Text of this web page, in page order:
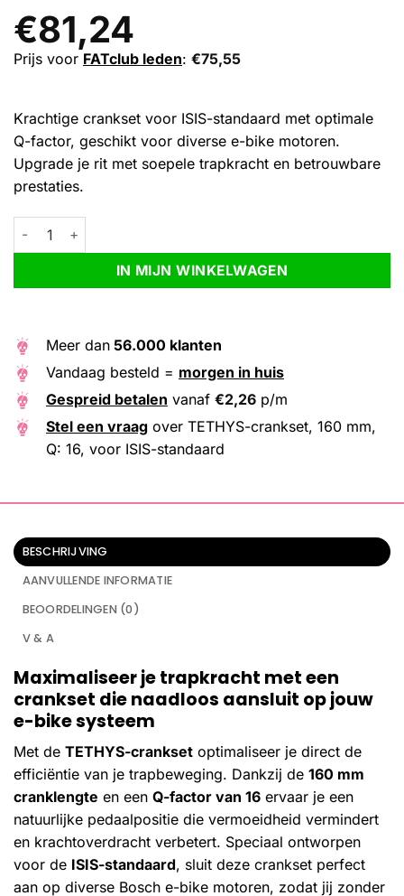
€81,24
Prijs voor FATclub leden: €75,55
Krachtige crankset voor ISIS-standaard met optimale
Q-factor, geschikt voor diverse e-bike motoren.
Upgrade je rit met soepele trapkracht en betrouwbare
prestaties.
TETHYS-crankset, 160 mm, Q: 16, voor ISIS-standaard aantal
IN MIJN WINKELWAGEN
Alternative:
Meer dan 56.000 klanten
Vandaag besteld = morgen in huis
Gespreid betalen vanaf €2,26 p/m
Stel een vraag over TETHYS-crankset, 160 mm,
Q: 16, voor ISIS-standaard
BESCHRIJVING
AANVULLENDE INFORMATIE
BEOORDELINGEN (0)
V & A
Maximaliseer je trapkracht met een
crankset die naadloos aansluit op jouw
e-bike systeem
Met de TETHYS-crankset optimaliseer je direct de
efficiëntie van je trapbeweging. Dankzij de 160 mm
cranklengte en een Q-factor van 16 ervaar je een
natuurlijke pedaalpositie die vermoeidheid vermindert
en krachtoverdracht verbetert. Speciaal ontworpen
voor de ISIS-standaard, sluit deze crankset perfect
aan op diverse Bosch e-bike motoren, zodat jij zonder